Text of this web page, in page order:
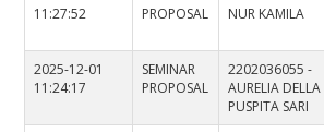
11:27:52
PROPOSAL
NUR KAMILA
2025-12-01
11:24:17
SEMINAR
PROPOSAL
2202036055 -
AURELIA DELLA
PUSPITA SARI